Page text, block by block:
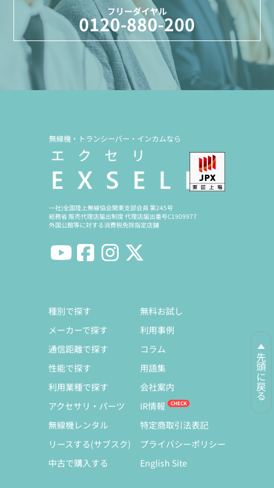
フリーダイヤル
0120-880-200
先頭に戻る
無線機・トランシーバー・インカムなら
一社)全国陸上無線協会関東支部会員 第245号
総務省 販売代理店届出制度 代理店届出番号C1909977
外国公館等に対する消費税免除指定店舗
種別で探す
メーカーで探す
通信距離で探す
性能で探す
利用業種で探す
アクセサリ・パーツ
無線機レンタル
リースする(サブスク)
中古で購入する
無料お試し
利用事例
コラム
用語集
会社案内
IR情報
特定商取引法表記
プライバシーポリシー
English Site